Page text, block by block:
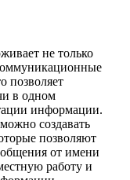
не только
позволяет
в одном
информации.
создавать
позволяют
от имени
работу и